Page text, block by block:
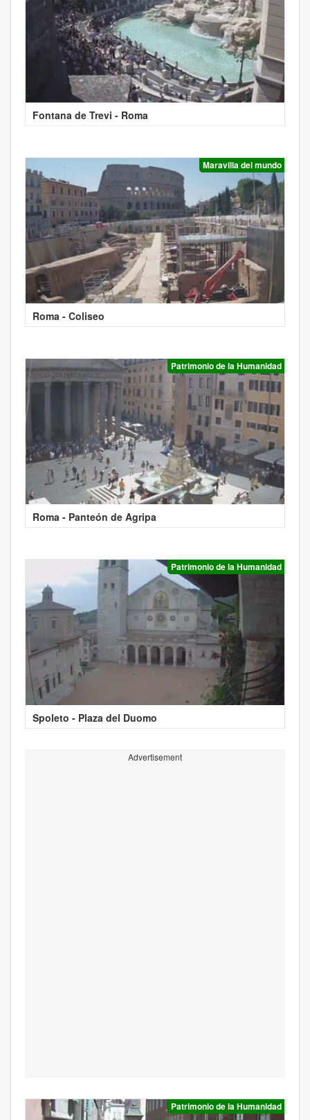
Fontana de Trevi - Roma
Maravilla del mundo
Roma - Coliseo
Patrimonio de la Humanidad
Roma - Panteón de Agripa
Patrimonio de la Humanidad
Spoleto - Plaza del Duomo
Advertisement
Patrimonio de la Humanidad